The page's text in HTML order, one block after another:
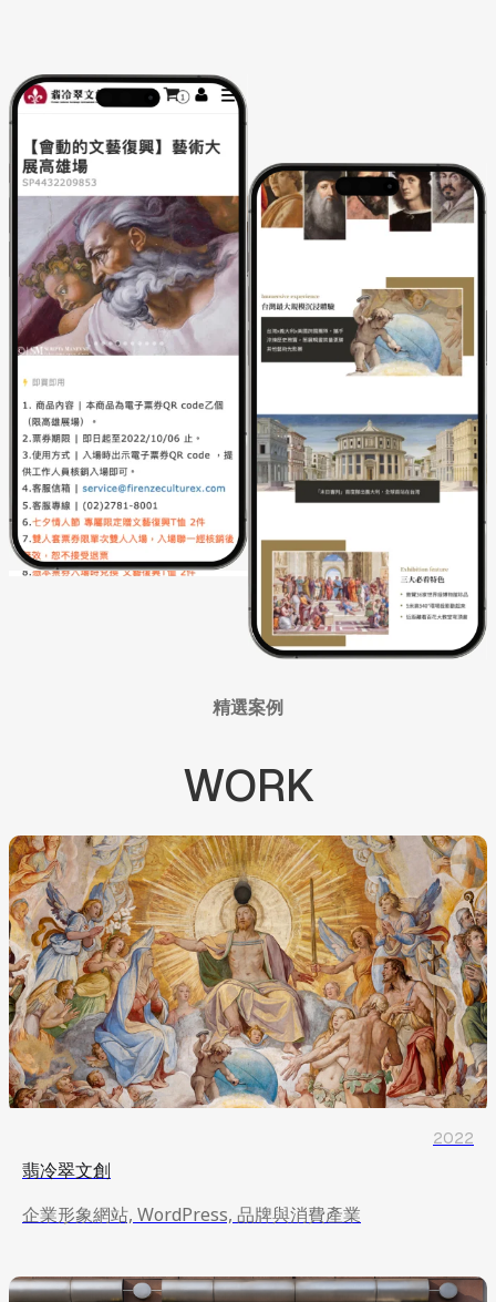
精選案例
WORK
翡冷翠文創
企業形象網站, WordPress, 品牌與消費產業
2022